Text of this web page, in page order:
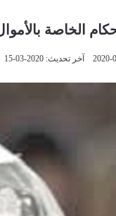
الخاصة
2020- آخر تحديث: 2020-03-15